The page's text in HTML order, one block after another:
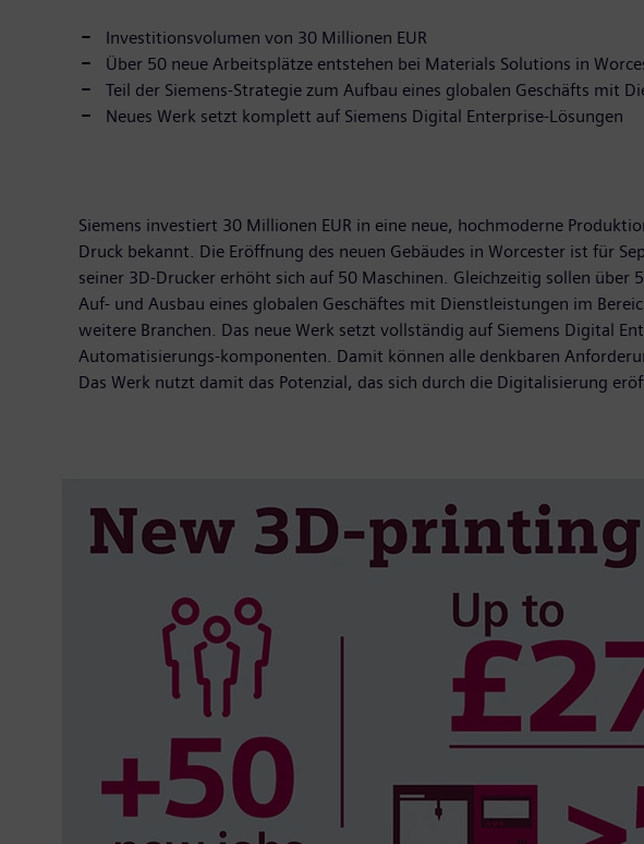
Investitionsvolumen von 30 Millionen EUR
Über 50 neue Arbeitsplätze entstehen bei Materials Solutions in
Teil der Siemens-Strategie zum Aufbau eines globalen Geschäfts mit
Neues Werk setzt komplett auf Siemens Digital Enterprise-Lösungen
Siemens investiert 30 Millionen EUR in eine neue, hochmoderne
Druck bekannt. Die Eröffnung des neuen Gebäudes in Worcester ist für
seiner 3D-Drucker erhöht sich auf 50 Maschinen. Gleichzeitig sollen
Auf- und Ausbau eines globalen Geschäftes mit Dienstleistungen im
weitere Branchen. Das neue Werk setzt vollständig auf Siemens Digital
Automatisierungs-komponenten. Damit können alle denkbaren
Das Werk nutzt damit das Potenzial, das sich durch die Digitalisierung